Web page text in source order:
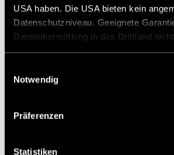
USA haben. Die USA bieten kein
Datenschutzniveau. Geeignete
Datenübermittlung in das Drittland
zustehen. Eingesetzte Dienstleister
zusammenführen. Weitere
unsererDatenschutzerklärung
.
Einstellungen aus, erteilen Sie uns Ihre
Notwendig
Präferenzen
Statistiken